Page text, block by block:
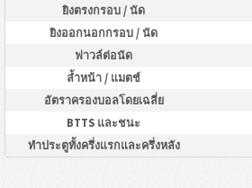
ยิงตรงกรอบ / นัด
ยิงออกนอกกรอบ / นัด
ฟาวล์ต่อนัด
ล้ำหน้า / แมตช์
อัตราครองบอลโดยเฉลี่ย
BTTS และชนะ
ทำประตูทั้งครึ่งแรกและครึ่งหลัง